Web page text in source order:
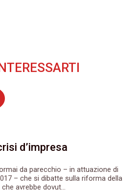
d’impresa
da parecchio – in attuazione di
– che si dibatte sulla riforma della
avrebbe dovut...